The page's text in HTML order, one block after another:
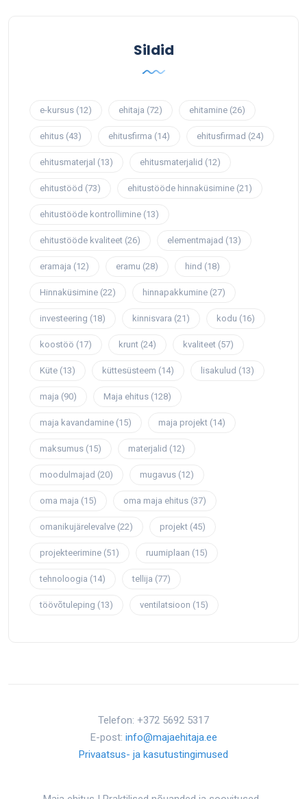
Sildid
e-kursus (12) ehitaja (72) ehitamine (26)
ehitus (43) ehitusfirma (14) ehitusfirmad (24)
ehitusmaterjal (13) ehitusmaterjalid (12)
ehitustööd (73) ehitustööde hinnaküsimine (21)
ehitustööde kontrollimine (13)
ehitustööde kvaliteet (26) elementmajad (13)
eramaja (12) eramu (28) hind (18)
Hinnaküsimine (22) hinnapakkumine (27)
investeering (18) kinnisvara (21) kodu (16)
koostöö (17) krunt (24) kvaliteet (57)
Küte (13) küttesüsteem (14) lisakulud (13)
maja (90) Maja ehitus (128)
maja kavandamine (15) maja projekt (14)
maksumus (15) materjalid (12)
moodulmajad (20) mugavus (12)
oma maja (15) oma maja ehitus (37)
omanikujärelevalve (22) projekt (45)
projekteerimine (51) ruumiplaan (15)
tehnoloogia (14) tellija (77)
töövõtuleping (13) ventilatsioon (15)
Telefon: +372 5692 5317
E-post: info@majaehitaja.ee
Privaatsus- ja kasutustingimused